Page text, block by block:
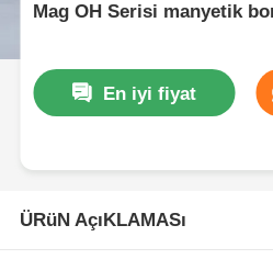
Mag OH Serisi manyetik
En iyi fiyat
ÜRüN AçıKLAMASı